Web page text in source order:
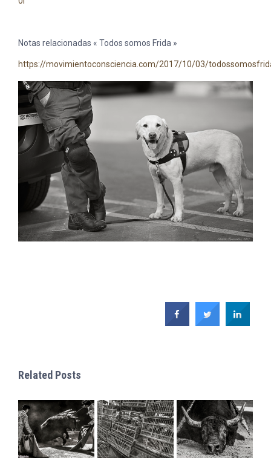
Notas relacionadas « Todos somos Frida »
https://movimientoconsciencia.com/2017/10/03/
Related Posts